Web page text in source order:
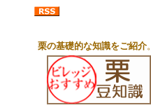
栗の基礎的な知識をご紹介。